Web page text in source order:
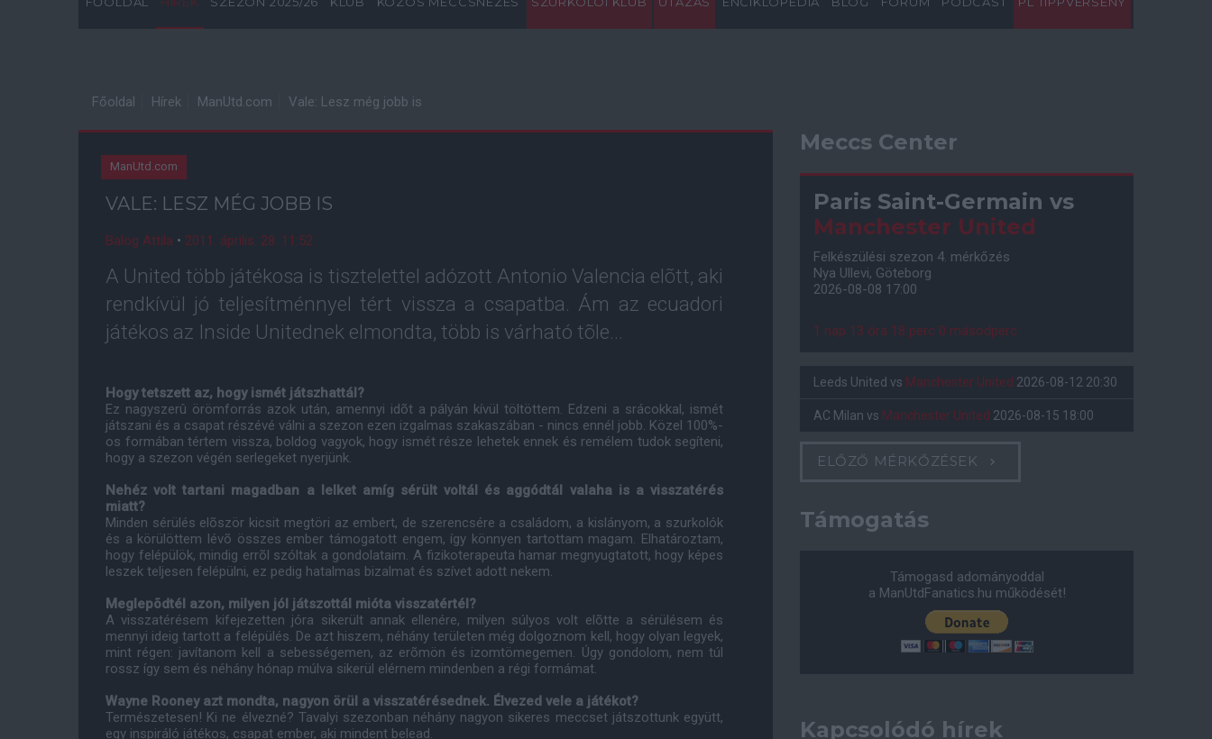
Főoldal Hírek ManUtd.com Vale: Lesz még jobb is
ManUtd.com
VALE: LESZ MÉG JOBB IS
Balog Attila • 2011. április. 28. 11:52
A United több játékosa is tisztelettel adózott Antonio Valencia elõtt, aki
rendkívül jó teljesítménnyel tért vissza a csapatba. Ám az ecuadori
játékos az Inside Unitednek elmondta, több is várható tõle...
Hogy tetszett az, hogy ismét játszhattál?
Ez nagyszerû örömforrás azok után, amennyi idõt a pályán kívül töltöttem. Edzeni a srácokkal, ismét
játszani és a csapat részévé válni a szezon ezen izgalmas szakaszában - nincs ennél jobb. Közel 100%-
os formában tértem vissza, boldog vagyok, hogy ismét része lehetek ennek és remélem tudok segíteni,
hogy a szezon végén serlegeket nyerjünk.
Nehéz volt tartani magadban a lelket amíg sérült voltál és aggódtál valaha is a visszatérés
miatt?
Minden sérülés elõször kicsit megtöri az embert, de szerencsére a családom, a kislányom, a szurkolók
és a körülöttem lévõ összes ember támogatott engem, így könnyen tartottam magam. Elhatároztam,
hogy felépülök, mindig errõl szóltak a gondolataim. A fizikoterapeuta hamar megnyugtatott, hogy képes
leszek teljesen felépülni, ez pedig hatalmas bizalmat és szívet adott nekem.
Meglepõdtél azon, milyen jól játszottál mióta visszatértél?
A visszatérésem kifejezetten jóra sikerült annak ellenére, milyen súlyos volt elõtte a sérülésem és
mennyi ideig tartott a felépülés. De azt hiszem, néhány területen még dolgoznom kell, hogy olyan legyek,
mint régen: javítanom kell a sebességemen, az erõmön és izomtömegemen. Úgy gondolom, nem túl
rossz így sem és néhány hónap múlva sikerül elérnem mindenben a régi formámat.
Wayne Rooney azt mondta, nagyon örül a visszatérésednek. Élvezed vele a játékot?
Természetesen! Ki ne élvezné? Tavalyi szezonban néhány nagyon sikeres meccset játszottunk együtt,
egy inspiráló játékos, csapat ember, aki mindent belead.
Meccs Center
Paris Saint-Germain vs
Manchester United
Felkészülési szezon 4. mérkőzés
Nya Ullevi, Göteborg
2026-08-08 17:00
1 nap 13 óra 17 perc 59 másodperc
Leeds United vs Manchester United 2026-08-12 20:30
AC Milan vs Manchester United 2026-08-15 18:00
ELŐZŐ MÉRKŐZÉSEK
Támogatás
Támogasd adományoddal
a ManUtdFanatics.hu működését!
Kapcsolódó hírek